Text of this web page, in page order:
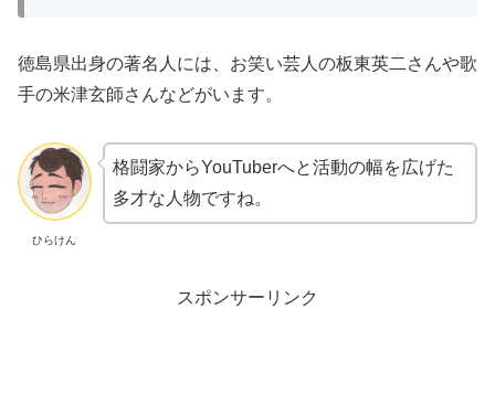
徳島県出身の著名人には、お笑い芸人の板東英二さんや歌
手の米津玄師さんなどがいます。
ひらけん
格闘家からYouTuberへと活動の幅を広げた
多才な人物ですね。
スポンサーリンク